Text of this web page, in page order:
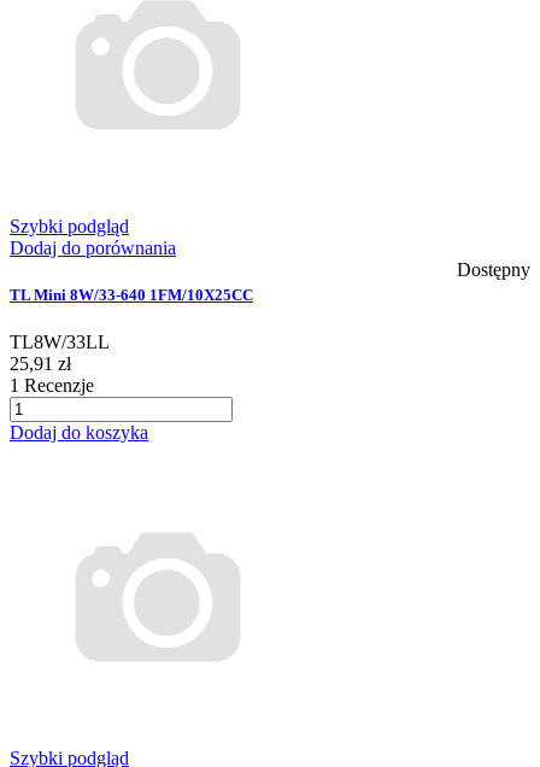
Szybki podgląd
Dodaj do porównania
Dostępny
TL Mini 8W/33-640 1FM/10X25CC
TL8W/33LL
25,91 zł
1 Recenzje
Dodaj do koszyka
Szybki podgląd